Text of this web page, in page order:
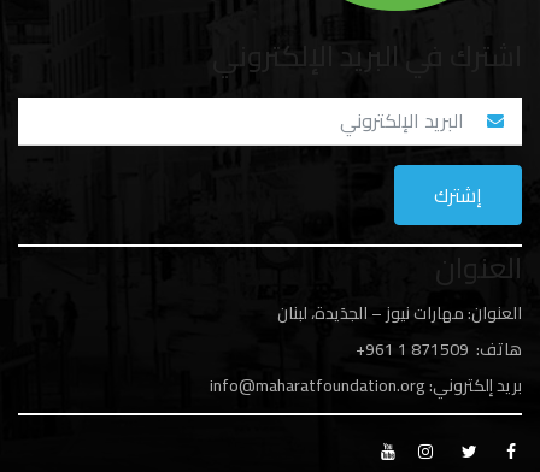
اشترك في البريد الإلكتروني
العنوان
العنوان: مهارات نيوز – الجدَيدة، لبنان
هاتف: 1 871509 961+
بريد إلكتروني:info@maharatfoundation.org